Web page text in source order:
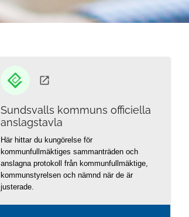
Sundsvalls kommuns officiella
anslagstavla
Här hittar du kungörelse för
kommunfullmäktiges sammanträden och
anslagna protokoll från kommunfullmäktige,
kommunstyrelsen och nämnd när de är
justerade.